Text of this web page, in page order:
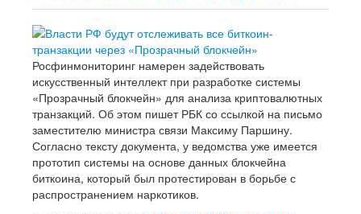
Росфинмониторинг намерен задействовать
искусственный интеллект при разработке системы
«Прозрачный блокчейн» для анализа криптовалютных
транзакций. Об этом пишет РБК со ссылкой на письмо
заместителю министра связи Максиму Паршину.
Согласно тексту документа, у ведомства уже имеется
прототип системы на основе данных блокчейна
биткоина, который был протестирован в борьбе с
распространением наркотиков.